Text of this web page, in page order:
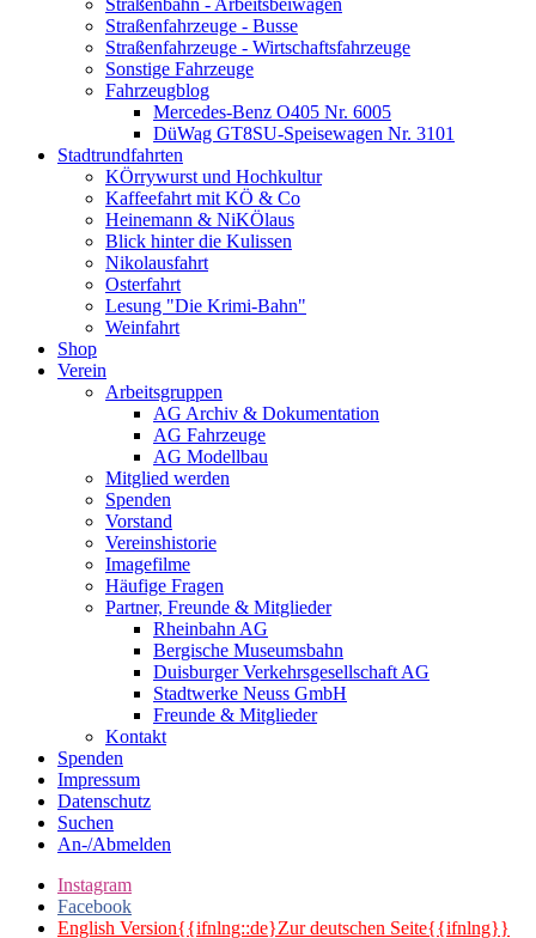
Straßenbahn - Arbeitsbeiwagen
Straßenfahrzeuge - Busse
Straßenfahrzeuge - Wirtschaftsfahrzeuge
Sonstige Fahrzeuge
Fahrzeugblog
Mercedes-Benz O405 Nr. 6005
DüWag GT8SU-Speisewagen Nr. 3101
Stadtrundfahrten
KÖrrywurst und Hochkultur
Kaffeefahrt mit KÖ & Co
Heinemann & NiKÖlaus
Blick hinter die Kulissen
Nikolausfahrt
Osterfahrt
Lesung "Die Krimi-Bahn"
Weinfahrt
Shop
Verein
Arbeitsgruppen
AG Archiv & Dokumentation
AG Fahrzeuge
AG Modellbau
Mitglied werden
Spenden
Vorstand
Vereinshistorie
Imagefilme
Häufige Fragen
Partner, Freunde & Mitglieder
Rheinbahn AG
Bergische Museumsbahn
Duisburger Verkehrsgesellschaft AG
Stadtwerke Neuss GmbH
Freunde & Mitglieder
Kontakt
Spenden
Impressum
Datenschutz
Suchen
An-/Abmelden
Instagram
Facebook
English Version{{ifnlng::de}Zur deutschen Seite{{ifnlng}}